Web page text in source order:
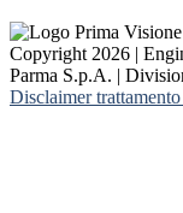
Copyright 2026 |
Parma S.p.A. |
Disclaimer